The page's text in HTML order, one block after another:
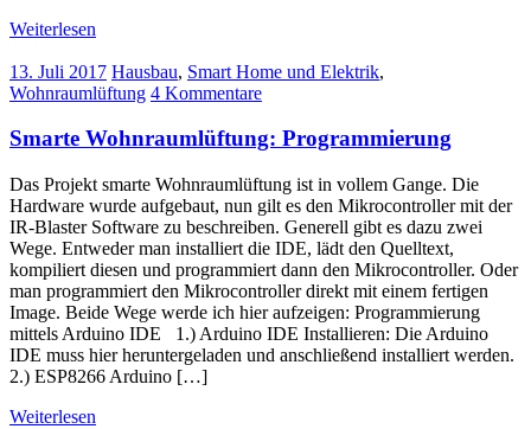
Weiterlesen
13. Juli 2017 Hausbau, Smart Home und Elektrik,
Wohnraumlüftung 4 Kommentare
Smarte Wohnraumlüftung: Programmierung
Das Projekt smarte Wohnraumlüftung ist in vollem Gange. Die
Hardware wurde aufgebaut, nun gilt es den Mikrocontroller mit der
IR-Blaster Software zu beschreiben. Generell gibt es dazu zwei
Wege. Entweder man installiert die IDE, lädt den Quelltext,
kompiliert diesen und programmiert dann den Mikrocontroller. Oder
man programmiert den Mikrocontroller direkt mit einem fertigen
Image. Beide Wege werde ich hier aufzeigen: Programmierung
mittels Arduino IDE 1.) Arduino IDE Installieren: Die Arduino
IDE muss hier heruntergeladen und anschließend installiert werden.
2.) ESP8266 Arduino […]
Weiterlesen